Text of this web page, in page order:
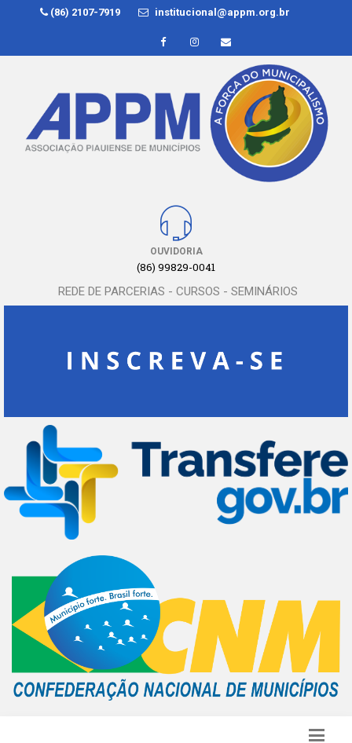
(86) 2107-7919 institucional@appm.org.br
OUVIDORIA
(86) 99829-0041
REDE DE PARCERIAS - CURSOS - SEMINÁRIOS